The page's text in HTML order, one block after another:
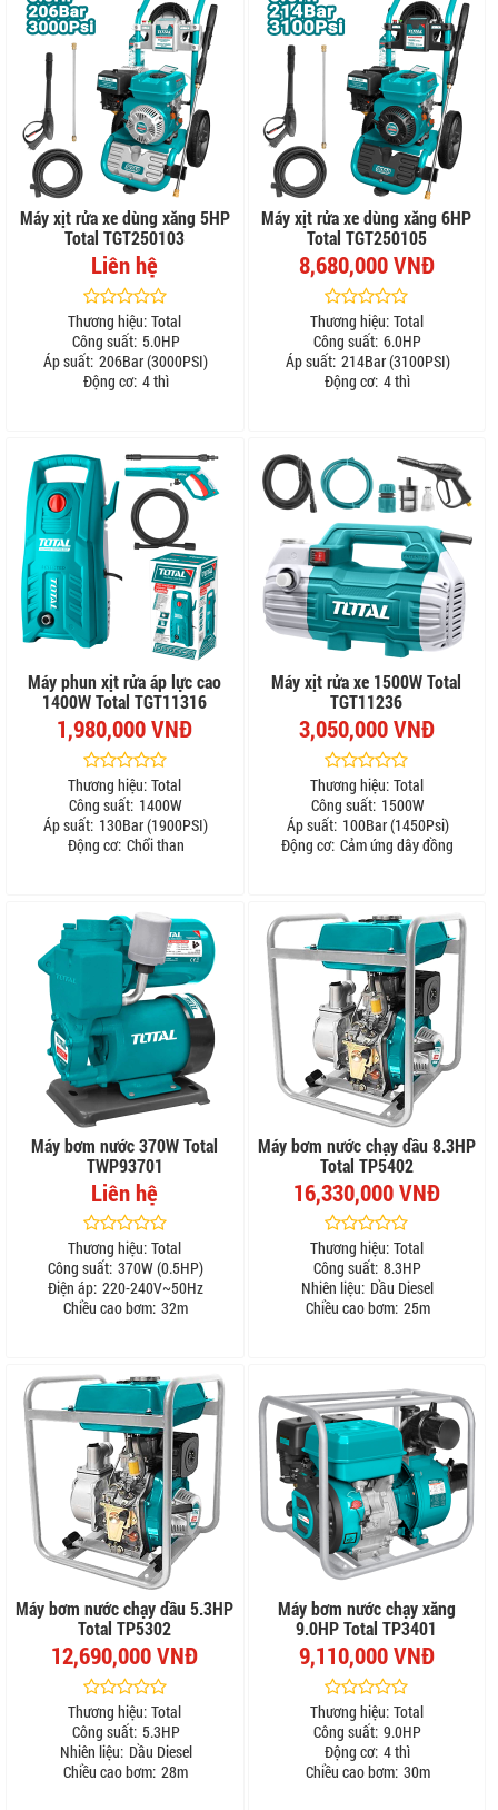
Máy xịt rửa xe dùng xăng 5HP
Total TGT250103
Liên hệ
Thương hiệu: Total
Công suất: 5.0HP
Áp suất: 206Bar (3000PSI)
Động cơ: 4 thì
Máy xịt rửa xe dùng xăng 6HP
Total TGT250105
8,680,000 VNĐ
Thương hiệu: Total
Công suất: 6.0HP
Áp suất: 214Bar (3100PSI)
Động cơ: 4 thì
Máy phun xịt rửa áp lực cao
1400W Total TGT11316
1,980,000 VNĐ
Thương hiệu: Total
Công suất: 1400W
Áp suất: 130Bar (1900PSI)
Động cơ: Chổi than
Máy xịt rửa xe 1500W Total
TGT11236
3,050,000 VNĐ
Thương hiệu: Total
Công suất: 1500W
Áp suất: 100Bar (1450Psi)
Động cơ: Cảm ứng dây đồng
Máy bơm nước 370W Total
TWP93701
Liên hệ
Thương hiệu: Total
Công suất: 370W (0.5HP)
Điện áp: 220-240V~50Hz
Chiều cao bơm: 32m
Máy bơm nước chạy dầu 8.3HP
Total TP5402
16,330,000 VNĐ
Thương hiệu: Total
Công suất: 8.3HP
Nhiên liệu: Dầu Diesel
Chiều cao bơm: 25m
Máy bơm nước chạy dầu 5.3HP
Total TP5302
12,690,000 VNĐ
Thương hiệu: Total
Công suất: 5.3HP
Nhiên liệu: Dầu Diesel
Chiều cao bơm: 28m
Máy bơm nước chạy xăng
9.0HP Total TP3401
9,110,000 VNĐ
Thương hiệu: Total
Công suất: 9.0HP
Động cơ: 4 thì
Chiều cao bơm: 30m